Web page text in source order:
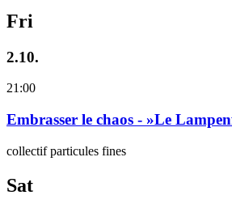
Fri
2.10.
21:00
Embrasser le chaos - »Le
collectif particules fines
Sat